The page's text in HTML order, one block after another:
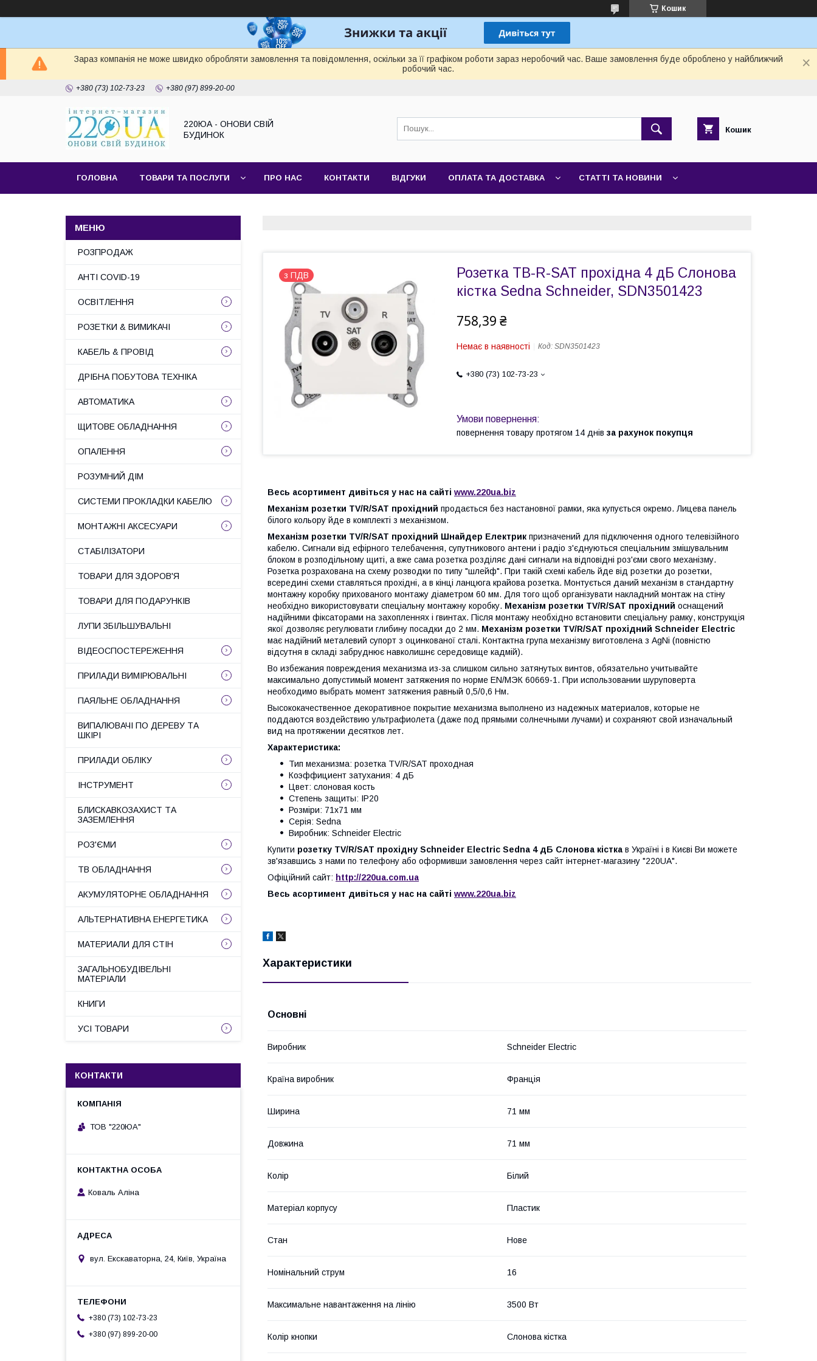
Кошик
Зараз компанія не може швидко обробляти замовлення та повідомлення, оскільки за її графіком роботи зараз неробочий час. Ваше замовлення буде оброблено у найближчий
робочий час.
+380 (73) 102-73-23 +380 (97) 899-20-00
220ЮА - ОНОВИ СВІЙ
БУДИНОК
Кошик
ГОЛОВНА ТОВАРИ ТА ПОСЛУГИ ПРО НАС КОНТАКТИ ВІДГУКИ ОПЛАТА ТА ДОСТАВКА СТАТТІ ТА НОВИНИ
з ПДВ
Розетка ТВ-R-SAT прохідна 4 дБ Слонова
кістка Sedna Schneider, SDN3501423
758,39 ₴
Немає в наявності Код: SDN3501423
+380 (73) 102-73-23
повернення товару протягом 14 днів за рахунок покупця
Весь асортимент дивіться у нас на сайті www.220ua.biz
Механізм розетки TV/R/SAT прохідний продається без настановної рамки, яка купується окремо. Лицева панель
білого кольору йде в комплекті з механізмом.
Механізм розетки TV/R/SAT прохідний Шнайдер Електрик призначений для підключення одного телевізійного
кабелю. Сигнали від ефірного телебачення, супутникового антени і радіо з'єднуються спеціальним змішувальним
блоком в розподільному щиті, а вже сама розетка розділяє дані сигнали на відповідні роз'єми свого механізму.
Розетка розрахована на схему розводки по типу "шлейф". При такій схемі кабель йде від розетки до розетки,
всередині схеми ставляться прохідні, а в кінці ланцюга крайова розетка. Монтується даний механізм в стандартну
монтажну коробку прихованого монтажу діаметром 60 мм. Для того щоб організувати накладний монтаж на стіну
необхідно використовувати спеціальну монтажну коробку. Механізм розетки TV/R/SAT прохідний оснащений
надійними фіксаторами на захопленнях і гвинтах. Після монтажу необхідно встановити спеціальну рамку, конструкція
якої дозволяє регулювати глибину посадки до 2 мм. Механізм розетки TV/R/SAT прохідний Schneider Electric
має надійний металевий супорт з оцинкованої сталі. Контактна група механізму виготовлена з AgNi (повністю
відсутня в складі забруднює навколишнє середовище кадмій).
Во избежания повреждения механизма из-за слишком сильно затянутых винтов, обязательно учитывайте
максимально допустимый момент затяжения по норме EN/МЭК 60669-1. При использовании шуруповерта
необходимо выбрать момент затяжения равный 0,5/0,6 Нм.
Высококачественное декоративное покрытие механизма выполнено из надежных материалов, которые не
поддаются воздействию ультрафиолета (даже под прямыми солнечными лучами) и сохраняют свой изначальный
вид на протяжении десятков лет.
Характеристика:
Тип механизма: розетка TV/R/SAT проходная
Коэффициент затухания: 4 дБ
Цвет: слоновая кость
Степень защиты: IP20
Розміри: 71х71 мм
Серія: Sedna
Виробник: Schneider Electric
Купити розетку TV/R/SAT прохідну Schneider Electric Sedna 4 дБ Слонова кістка в Україні і в Києві Ви можете
зв'язавшись з нами по телефону або оформивши замовлення через сайт інтернет-магазину "220UA".
Офіційний сайт: http://220ua.com.ua
Весь асортимент дивіться у нас на сайті www.220ua.biz
Характеристики
Основні
Виробник Schneider Electric
Країна виробник Франція
Ширина 71 мм
Довжина 71 мм
Колір Білий
Матеріал корпусу Пластик
Стан Нове
Номінальний струм 16
Максимальне навантаження на лінію 3500 Вт
Колір кнопки Слонова кістка
РОЗПРОДАЖ
АНТІ COVID-19
ОСВІТЛЕННЯ
РОЗЕТКИ & ВИМИКАЧІ
КАБЕЛЬ & ПРОВІД
ДРІБНА ПОБУТОВА ТЕХНІКА
АВТОМАТИКА
ЩИТОВЕ ОБЛАДНАННЯ
ОПАЛЕННЯ
РОЗУМНИЙ ДІМ
СИСТЕМИ ПРОКЛАДКИ КАБЕЛЮ
МОНТАЖНІ АКСЕСУАРИ
СТАБІЛІЗАТОРИ
ТОВАРИ ДЛЯ ЗДОРОВ'Я
ТОВАРИ ДЛЯ ПОДАРУНКІВ
ЛУПИ ЗБІЛЬШУВАЛЬНІ
ВІДЕОСПОСТЕРЕЖЕННЯ
ПРИЛАДИ ВИМІРЮВАЛЬНІ
ПАЯЛЬНЕ ОБЛАДНАННЯ
ВИПАЛЮВАЧІ ПО ДЕРЕВУ ТА
ШКІРІ
ПРИЛАДИ ОБЛІКУ
ІНСТРУМЕНТ
БЛИСКАВКОЗАХИСТ ТА
ЗАЗЕМЛЕННЯ
РОЗ'ЄМИ
ТВ ОБЛАДНАННЯ
АКУМУЛЯТОРНЕ ОБЛАДНАННЯ
АЛЬТЕРНАТИВНА ЕНЕРГЕТИКА
МАТЕРИАЛИ ДЛЯ СТІН
ЗАГАЛЬНОБУДІВЕЛЬНІ
МАТЕРІАЛИ
КНИГИ
УСІ ТОВАРИ
КОНТАКТИ
ТОВ "220ЮА"
Коваль Аліна
вул. Екскаваторна, 24, Київ, Україна
+380 (73) 102-73-23
+380 (97) 899-20-00